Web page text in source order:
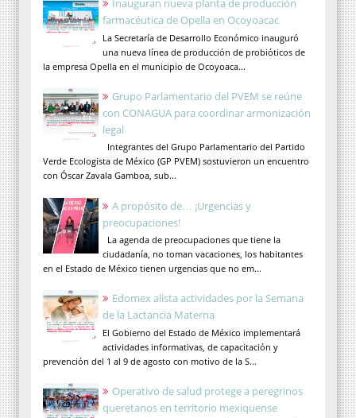
Inauguran nueva planta de producción
farmacéutica de Opella en Ocoyoacac
La Secretaría de Desarrollo Económico inauguró
una nueva línea de producción de probióticos de
la empresa Opella en el municipio de Ocoyoaca...
Grupo Parlamentario del PVEM se reúne
con CONAGUA para coordinar armonización
legal
Integrantes del Grupo Parlamentario del Partido
Verde Ecologista de México (GP PVEM) sostuvieron un encuentro
con Óscar Zavala Gamboa, sub...
A propósito de… ¡Urgencias y
preocupaciones!
La agenda de preocupaciones que tiene la
ciudadanía, no toman vacaciones, los habitantes
en el Estado de México tienen urgencias que no em...
Edomex alista actividades por la Semana
de la Lactancia Materna
El Gobierno del Estado de México implementará
actividades informativas, de capacitación y
prevención del 1 al 9 de agosto con motivo de la S...
Operativo de salud protege a peregrinos
queretanos en territorio mexiquense